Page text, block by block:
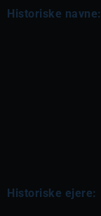
Historiske navne:
Historiske ejere: